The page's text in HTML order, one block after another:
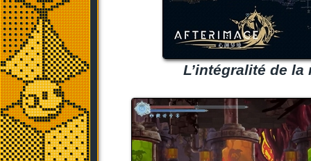
L’intégralité de